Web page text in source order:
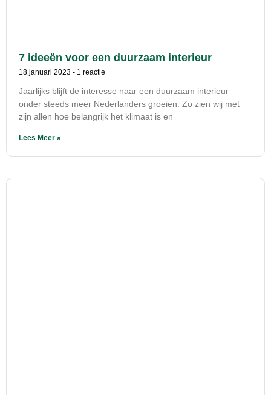
7 ideeën voor een duurzaam interieur
18 januari 2023 1 reactie
Jaarlijks blijft de interesse naar een duurzaam interieur
onder steeds meer Nederlanders groeien. Zo zien wij met
zijn allen hoe belangrijk het klimaat is en
Lees Meer »